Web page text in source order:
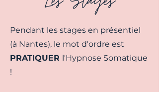
Pendant les stages en présentiel
(à Nantes), le mot d'ordre est
PRATIQUER l'Hypnose Somatique
!